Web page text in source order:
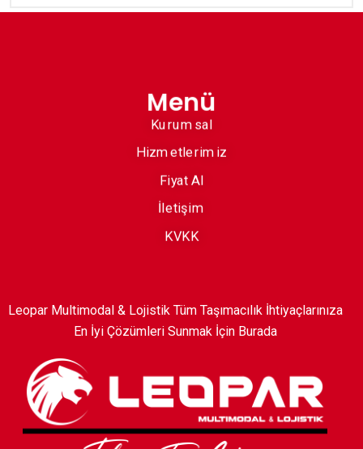
Menü
Kurumsal
Hizmetlerimiz
Fiyat Al
İletişim
KVKK
Leopar Multimodal & Lojistik Tüm Taşımacılık İhtiyaçlarınıza
En İyi Çözümleri Sunmak İçin Burada